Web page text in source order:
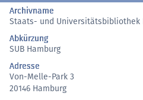
Archivname
Staats- und Universitätsbibliothek
Abkürzung
SUB Hamburg
Adresse
Von-Melle-Park 3
20146 Hamburg